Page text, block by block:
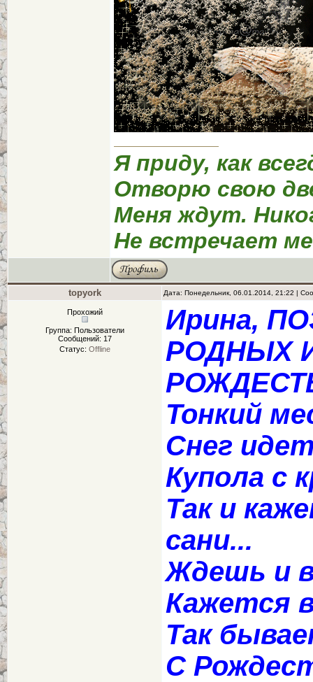
Я приду, как
Отворю свою
Меня ждут.
Не встречает
topyork Дата: Понедельник, 06.01.2014, 21:22 |
Прохожий
Группа: Пользователи
Сообщений: 17
Статус: Offline
Ирина,
РОДНЫХ
Тонкий
Снег
Купола с
Так и
сани...
Ждешь и
Кажется
Так
С